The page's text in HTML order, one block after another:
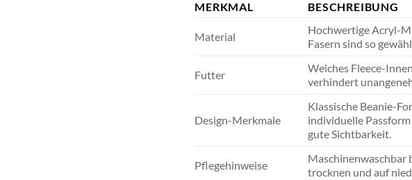
MERKMAL BESCHREIBUNG
Material
Hochwertige Acryl-
Fasern sind so
Futter
Weiches Fleece-
verhindert
Design-Merkmale
Klassische Beanie-
individuelle
gute Sichtbarkeit.
Pflegehinweise
Maschinenwaschbar
trocknen und auf